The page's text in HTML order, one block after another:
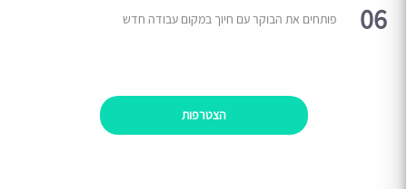
06 פותחים את הבוקר עם חיוך במקום עבודה חדש
הצטרפות